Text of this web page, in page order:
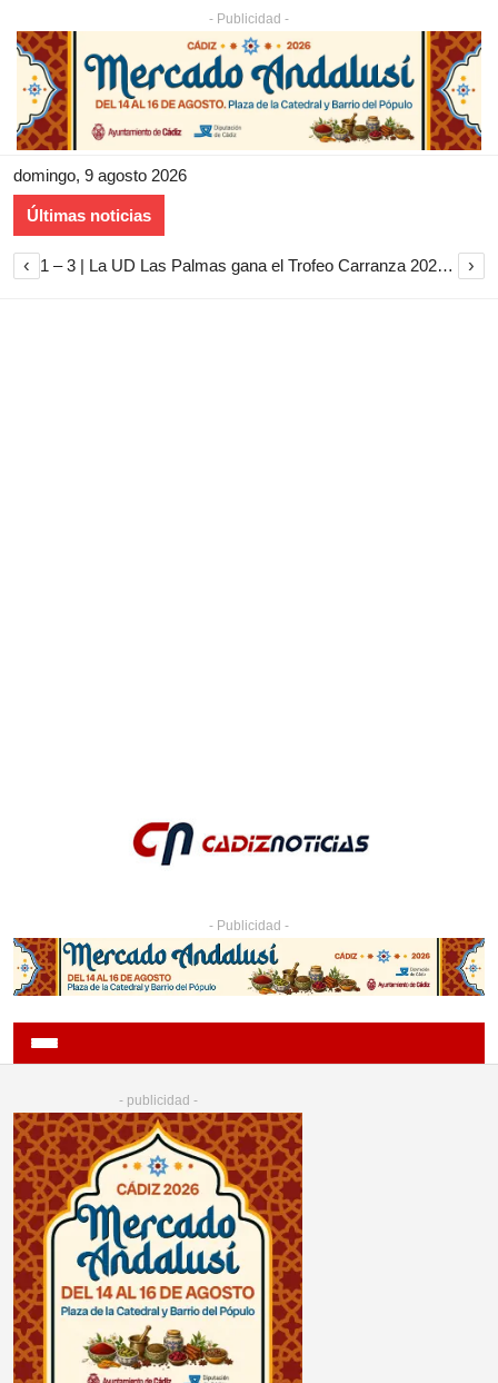
- Publicidad -
domingo, 9 agosto 2026
Últimas noticias
‹ 1 – 3 | La UD Las Palmas gana el Trofeo Carranza 2026 tras imponerse al Cádiz CF ›
- Publicidad -
- publicidad -